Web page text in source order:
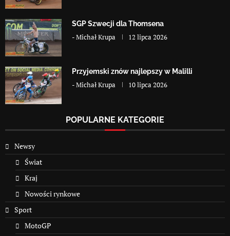
SGP Szwecji dla Thomsena
-Michał Krupa 12 lipca 2026
Przyjemski znów najlepszy w Malilli
-Michał Krupa 10 lipca 2026
POPULARNE KATEGORIE
Newsy
Świat
Kraj
Nowości rynkowe
Sport
MotoGP